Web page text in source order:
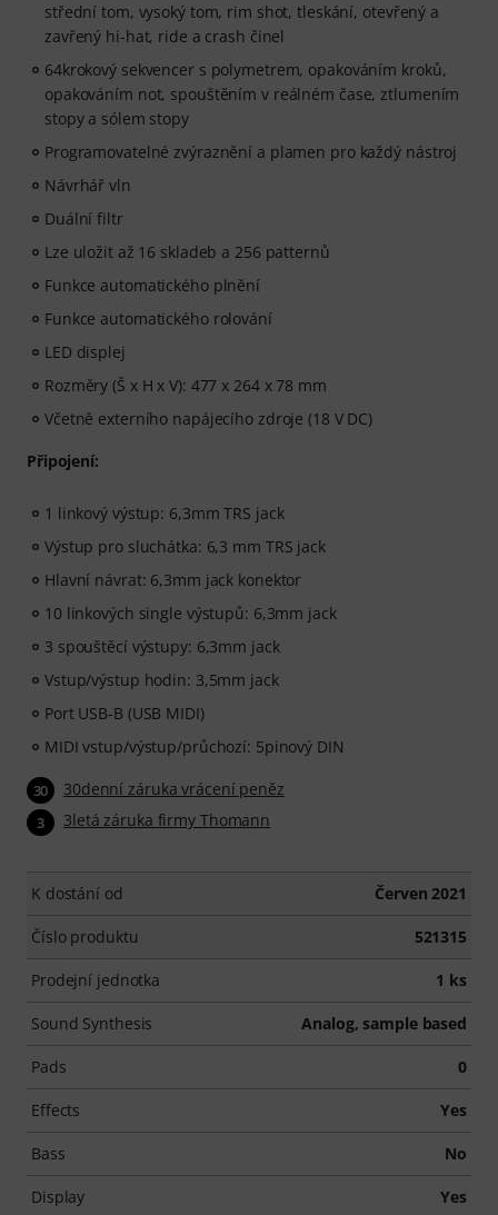
střední tom, vysoký tom, rim shot, tleskání, otevřený a
zavřený hi-hat, ride a crash činel
64krokový sekvencer s polymetrem, opakováním kroků,
opakováním not, spouštěním v reálném čase, ztlumením
stopy a sólem stopy
Programovatelné zvýraznění a plamen pro každý nástroj
Návrhář vln
Duální filtr
Lze uložit až 16 skladeb a 256 patternů
Funkce automatického plnění
Funkce automatického rolování
LED displej
Rozměry (Š x H x V): 477 x 264 x 78 mm
Včetně externího napájecího zdroje (18 V DC)
Připojení:
1 linkový výstup: 6,3mm TRS jack
Výstup pro sluchátka: 6,3 mm TRS jack
Hlavní návrat: 6,3mm jack konektor
10 linkových single výstupů: 6,3mm jack
3 spouštěcí výstupy: 6,3mm jack
Vstup/výstup hodin: 3,5mm jack
Port USB-B (USB MIDI)
MIDI vstup/výstup/průchozí: 5pinový DIN
30 30denní záruka vrácení peněz
3 3letá záruka firmy Thomann
K dostání od Červen 2021
Číslo produktu 521315
Prodejní jednotka 1 ks
Sound Synthesis Analog, sample based
Pads 0
Effects Yes
Bass No
Display Yes